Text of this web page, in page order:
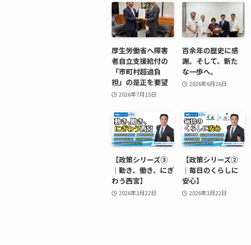
厚生労働省へ障害
者自立支援給付の
「市町村超過負
担」の是正を要望
2026年7月15日
百余年の歴史に感
謝。そして、新た
な一歩へ。
2026年6月26日
【政策シリーズ③
｜動き、働き、にぎ
わう西宮】
2026年3月22日
【政策シリーズ②
｜毎日のくらしに
安心】
2026年3月22日